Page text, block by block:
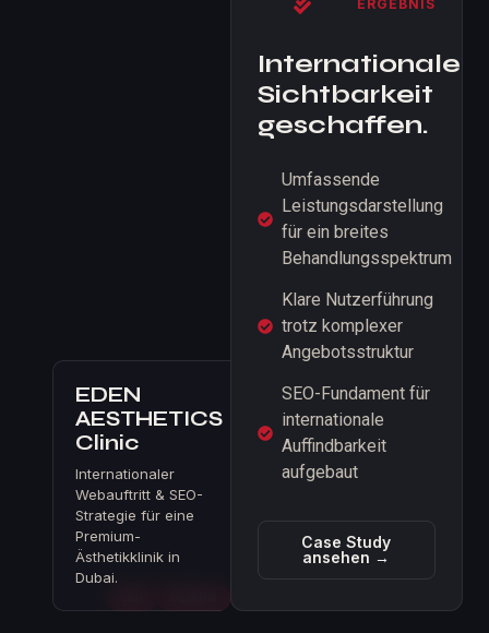
EDEN
AESTHETICS
Clinic
Internationaler
Webauftritt & SEO-
Strategie für eine
Premium-
Ästhetikklinik in
Dubai.
ERGEBNIS
Internationale
Sichtbarkeit
geschaffen.
Umfassende
Leistungsdarstellung
für ein breites
Behandlungsspektrum
Klare Nutzerführung
trotz komplexer
Angebotsstruktur
SEO-Fundament für
internationale
Auffindbarkeit
aufgebaut
Case Study
ansehen →